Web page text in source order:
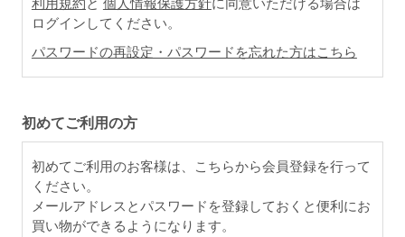
利用規約と 個人情報保護方針に同意いただける場合は
ログインしてください。
パスワードの再設定・パスワードを忘れた方はこちら
初めてご利用の方
初めてご利用のお客様は、こちらから会員登録を行って
ください。
メールアドレスとパスワードを登録しておくと便利にお
買い物ができるようになります。